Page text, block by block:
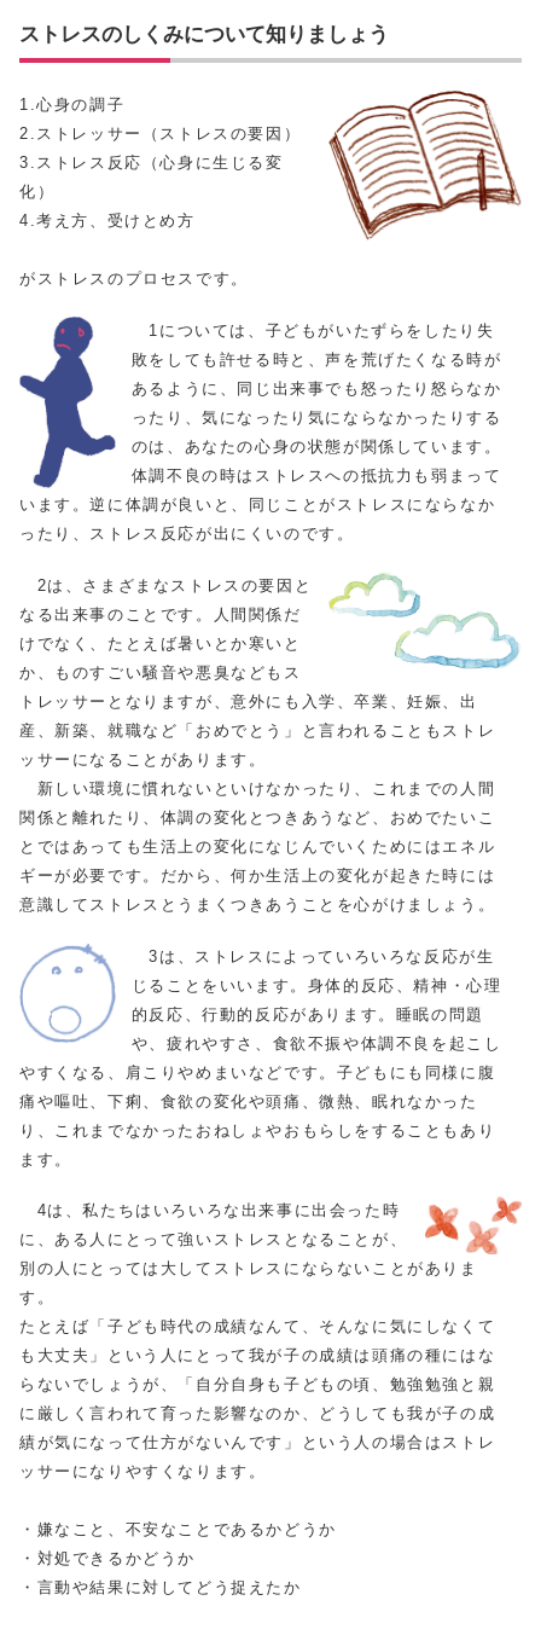
ストレスのしくみについて知りましょう
1.心身の調子
2.ストレッサー（ストレスの要因）
3.ストレス反応（心身に生じる変
化）
4.考え方、受けとめ方
がストレスのプロセスです。
1については、子どもがいたずらをしたり失
敗をしても許せる時と、声を荒げたくなる時が
あるように、同じ出来事でも怒ったり怒らなか
ったり、気になったり気にならなかったりする
のは、あなたの心身の状態が関係しています。
体調不良の時はストレスへの抵抗力も弱まって
います。逆に体調が良いと、同じことがストレスにならなか
ったり、ストレス反応が出にくいのです。
2は、さまざまなストレスの要因と
なる出来事のことです。人間関係だ
けでなく、たとえば暑いとか寒いと
か、ものすごい騒音や悪臭などもス
トレッサーとなりますが、意外にも入学、卒業、妊娠、出
産、新築、就職など「おめでとう」と言われることもストレ
ッサーになることがあります。
新しい環境に慣れないといけなかったり、これまでの人間
関係と離れたり、体調の変化とつきあうなど、おめでたいこ
とではあっても生活上の変化になじんでいくためにはエネル
ギーが必要です。だから、何か生活上の変化が起きた時には
意識してストレスとうまくつきあうことを心がけましょう。
3は、ストレスによっていろいろな反応が生
じることをいいます。身体的反応、精神・心理
的反応、行動的反応があります。睡眠の問題
や、疲れやすさ、食欲不振や体調不良を起こし
やすくなる、肩こりやめまいなどです。子どもにも同様に腹
痛や嘔吐、下痢、食欲の変化や頭痛、微熱、眠れなかった
り、これまでなかったおねしょやおもらしをすることもあり
ます。
4は、私たちはいろいろな出来事に出会った時
に、ある人にとって強いストレスとなることが、
別の人にとっては大してストレスにならないことがありま
す。
たとえば「子ども時代の成績なんて、そんなに気にしなくて
も大丈夫」という人にとって我が子の成績は頭痛の種にはな
らないでしょうが、「自分自身も子どもの頃、勉強勉強と親
に厳しく言われて育った影響なのか、どうしても我が子の成
績が気になって仕方がないんです」という人の場合はストレ
ッサーになりやすくなります。
・嫌なこと、不安なことであるかどうか
・対処できるかどうか
・言動や結果に対してどう捉えたか